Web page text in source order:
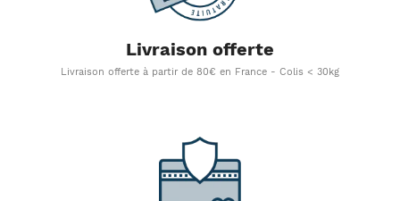
Livraison offerte
Livraison offerte à partir de 80€ en France - Colis < 30kg